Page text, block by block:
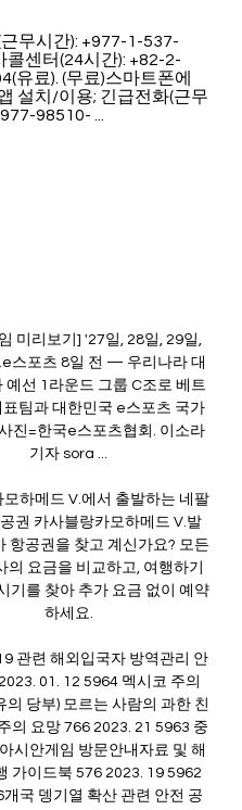
무시간): +977-1-537-
콜센터(24시간): +82-2-
유료). (무료)스마트폰에
설치/이용; 긴급전화(근무
98510- ...
미리보기] '27일, 28일, 29일,
스포츠 8일 전 — 우리나라 대
예선 1라운드 그룹 C조로 베트
표팀과 대한민국 e스포츠 국가
진=한국e스포츠협회. 이소라
기자 sora ...
모하메드 V.에서 출발하는 네팔
권 카사블랑카모하메드 V.발
항공권을 찾고 계신가요? 모든
의 요금을 비교하고, 여행하기
기를 찾아 추가 요금 없이 예약
하세요.
관련 해외입국자 방역관리 안
01. 12 5964 멕시코 주의
의 당부) 모르는 사람의 과한 친
의 요망 766 2023. 21 5963 중
시안게임 방문안내자료 및 해
가이드북 576 2023. 19 5962
개국 뎅기열 확산 관련 안전 공